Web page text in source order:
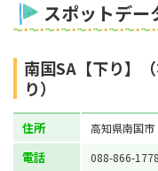
スポットデー
南国SA【下り】
り）
住所 高知県南国市
電話 088-866-